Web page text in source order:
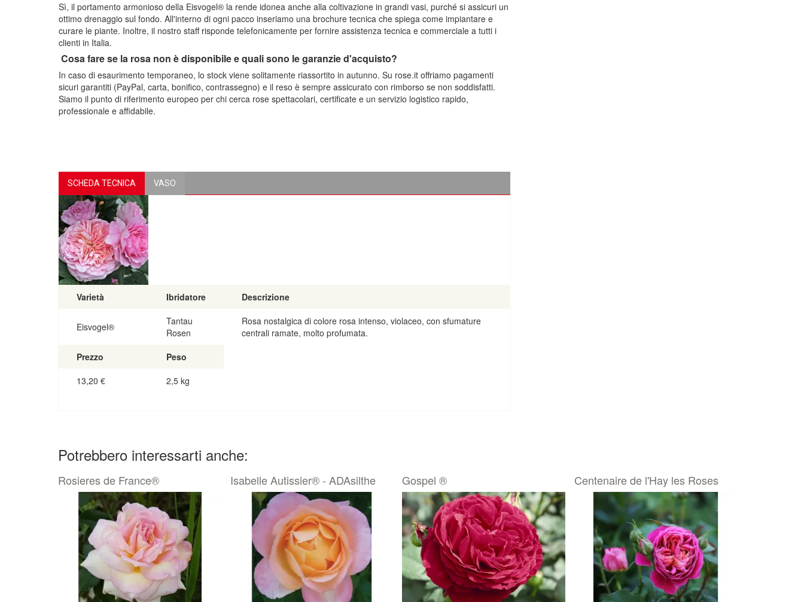
Sì, il portamento armonioso della Eisvogel® la rende idonea anche alla coltivazione in grandi vasi, purché si assicuri un
ottimo drenaggio sul fondo. All'interno di ogni pacco inseriamo una brochure tecnica che spiega come impiantare e
curare le piante. Inoltre, il nostro staff risponde telefonicamente per fornire assistenza tecnica e commerciale a tutti i
clienti in Italia.
Cosa fare se la rosa non è disponibile e quali sono le garanzie d'acquisto?
In caso di esaurimento temporaneo, lo stock viene solitamente riassortito in autunno. Su rose.it offriamo pagamenti
sicuri garantiti (PayPal, carta, bonifico, contrassegno) e il reso è sempre assicurato con rimborso se non soddisfatti.
Siamo il punto di riferimento europeo per chi cerca rose spettacolari, certificate e un servizio logistico rapido,
professionale e affidabile.
SCHEDA TECNICA VASO
Varietà Ibridatore Descrizione
Eisvogel®
Tantau
Rosen
Rosa nostalgica di colore rosa intenso, violaceo, con sfumature
centrali ramate, molto profumata.
Prezzo
Peso
13,20 € 2,5 kg
Potrebbero interessarti anche:
Rosieres de France® Isabelle Autissier® - ADAsilthe Gospel ® Centenaire de l'Hay les Roses